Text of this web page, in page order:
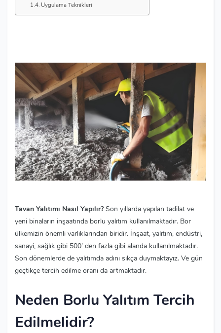
Uygulama Teknikleri
Tavan Yalıtımı Nasıl Yapılır?Son yıllarda yapılan tadilat ve
yeni binaların inşaatında borlu yalıtım kullanılmaktadır. Bor
ülkemizin önemli varlıklarından biridir. İnşaat, yalıtım, endüstri,
sanayi, sağlık gibi 500’ den fazla gibi alanda kullanılmaktadır.
Son dönemlerde de yalıtımda adını sıkça duymaktayız. Ve gün
geçtikçe tercih edilme oranı da artmaktadır.
Neden Borlu Yalıtım Tercih
Edilmelidir?